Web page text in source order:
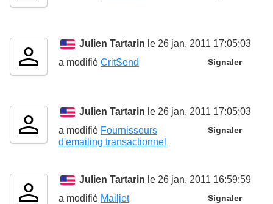
Julien Tartarin le 26 jan. 2011 17:05:03
Signaler
a modifié CritSend
Julien Tartarin le 26 jan. 2011 17:05:03
Signaler
a modifié Fournisseurs
d'emailing transactionnel
Julien Tartarin le 26 jan. 2011 16:59:59
Signaler
a modifié Mailjet